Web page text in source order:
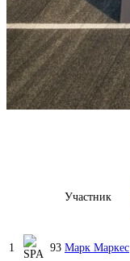
Участник
1 93 Марк Маркес